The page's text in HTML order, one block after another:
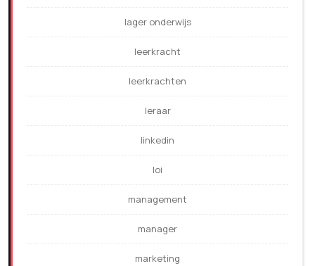
lager onderwijs
leerkracht
leerkrachten
leraar
linkedin
loi
management
manager
marketing